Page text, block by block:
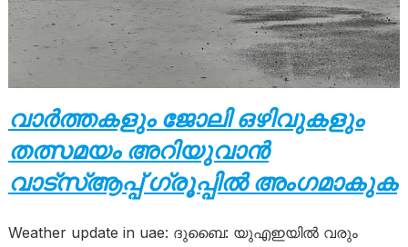
വാർത്തകളും ജോലി ഒഴിവുകളും
തത്സമയം അറിയുവാൻ
വാട്സ്ആപ്പ് ഗ്രൂപ്പിൽ അംഗമാകുക
Weather update in uae: ദുബൈ: യുഎഇയിൽ വരും